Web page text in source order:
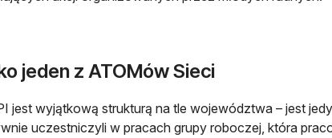
jeden z ATOMów Sieci
jest wyjątkową strukturą na tle województwa – jest
uczestniczyli w pracach grupy roboczej, która